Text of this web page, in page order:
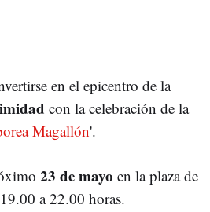
en el epicentro de la
con la celebración de la
Magallón'.
23 de mayo en la plaza de
a 22.00 horas.